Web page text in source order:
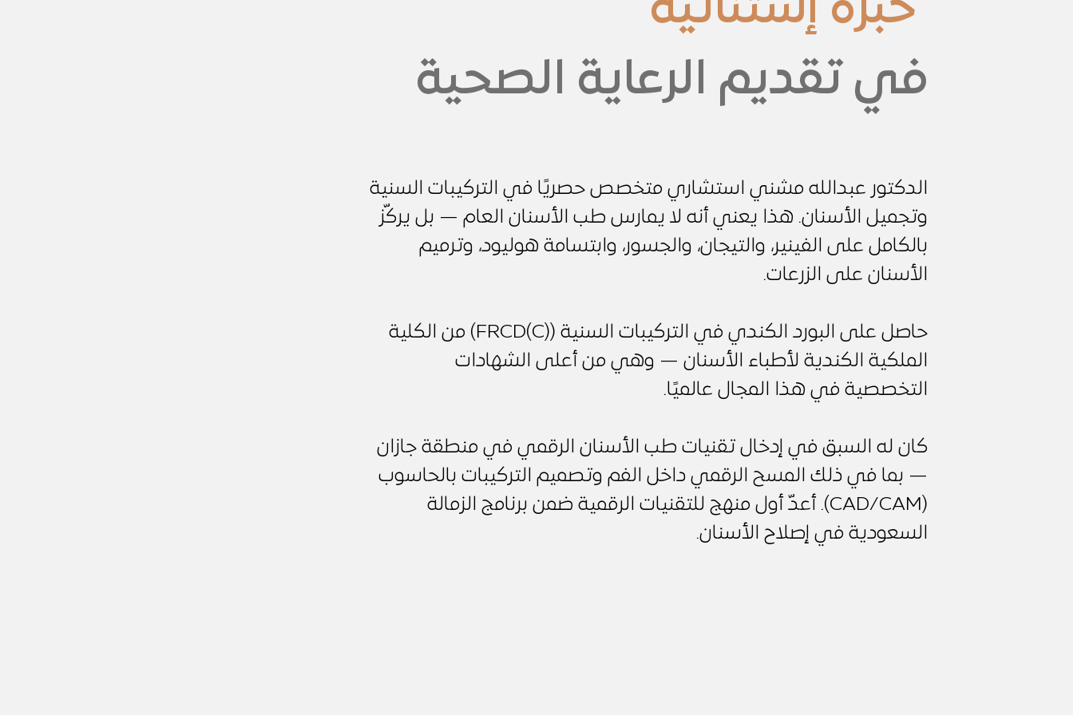
في تقديم الرعاية الصحية
الدكتور عبدالله مشني استشاري متخصص حصريًا في التركيبات السنية
وتجميل الأسنان. هذا يعني أنه لا يمارس طب الأسنان العام — بل يركّز
بالكامل على الفينير، والتيجان، والجسور، وابتسامة هوليود، وترميم
الأسنان على الزرعات.
حاصل على البورد الكندي في التركيبات السنية (FRCD(C)) من الكلية
الملكية الكندية لأطباء الأسنان — وهي من أعلى الشهادات
التخصصية في هذا المجال عالميًا.
كان له السبق في إدخال تقنيات طب الأسنان الرقمي في منطقة جازان
— بما في ذلك المسح الرقمي داخل الفم وتصميم التركيبات بالحاسوب
(CAD/CAM). أعدّ أول منهج للتقنيات الرقمية ضمن برنامج الزمالة
السعودية في إصلاح الأسنان.